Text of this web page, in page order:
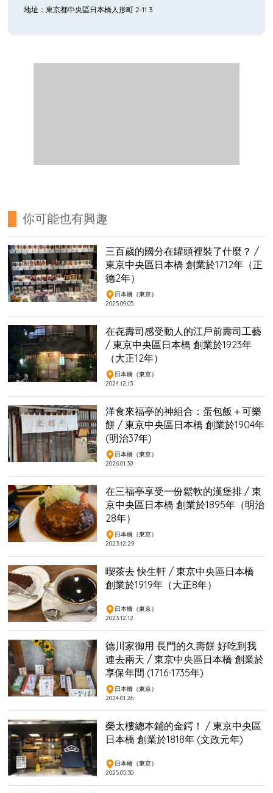
地址：東京都中央區日本橋人形町 2-11 3
你可能也有興趣
三百歲的國分在罐頭裡裝了什麼？ /
東京中央區日本橋 創業於1712年（正
德2年）
日本橋（東京）
2025.09.05
在㐂壽司感受動人的江戶前壽司工藝
/ 東京中央區日本橋 創業於1923年
（大正12年）
日本橋（東京）
2024.12.13
洋食來福亭的神組合：蛋包飯＋可樂
餅 / 東京中央區日本橋 創業於1904年
(明治37年)
日本橋（東京）
2026.01.30
在三福亭享受一份鬆軟的漢堡排 / 東
京中央區日本橋 創業於1895年（明治
28年）
日本橋（東京）
2023.12.29
喫茶去 快生軒 / 東京中央區日本橋
創業於1919年（大正8年）
日本橋（東京）
2023.12.12
德川家御用 長門的久壽餅 好吃到我
連去兩天 / 東京中央區日本橋 創業於
享保年間 (1716-1735年)
日本橋（東京）
2024.01.26
榮太樓總本鋪的金鍔！ / 東京中央區
日本橋 創業於1818年 (文政元年)
日本橋（東京）
2025.05.30